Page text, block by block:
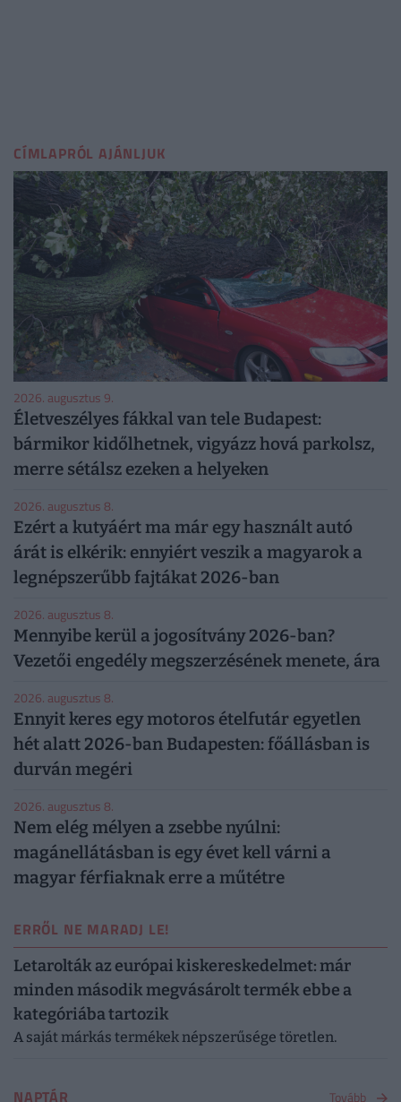
CÍMLAPRÓL AJÁNLJUK
2026. augusztus 9.
Életveszélyes fákkal van tele Budapest:
bármikor kidőlhetnek, vigyázz hová parkolsz,
merre sétálsz ezeken a helyeken
2026. augusztus 8.
Ezért a kutyáért ma már egy használt autó
árát is elkérik: ennyiért veszik a magyarok a
legnépszerűbb fajtákat 2026-ban
2026. augusztus 8.
Mennyibe kerül a jogosítvány 2026-ban?
Vezetői engedély megszerzésének menete, ára
2026. augusztus 8.
Ennyit keres egy motoros ételfutár egyetlen
hét alatt 2026-ban Budapesten: főállásban is
durván megéri
2026. augusztus 8.
Nem elég mélyen a zsebbe nyúlni:
magánellátásban is egy évet kell várni a
magyar férfiaknak erre a műtétre
ERRŐL NE MARADJ LE!
Letarolták az európai kiskereskedelmet: már
minden második megvásárolt termék ebbe a
kategóriába tartozik
A saját márkás termékek népszerűsége töretlen.
NAPTÁR Tovább